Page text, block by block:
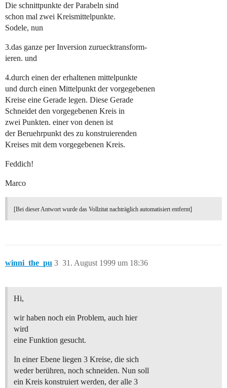
Die schnittpunkte der Parabeln sind
schon mal zwei Kreismittelpunkte.
Sodele, nun
3.das ganze per Inversion zuruecktransform-
ieren. und
4.durch einen der erhaltenen mittelpunkte
und durch einen Mittelpunkt der vorgegebenen
Kreise eine Gerade legen. Diese Gerade
Schneidet den vorgegebenen Kreis in
zwei Punkten. einer von denen ist
der Beruehrpunkt des zu konstruierenden
Kreises mit dem vorgegebenen Kreis.
Feddich!
Marco
[Bei dieser Antwort wurde das Vollzitat nachträglich automatisiert entfernt]
winni_the_pu 31. August 1999 um 18:36
3
Hi,
wir haben noch ein Problem, auch hier
wird
eine Funktion gesucht.
In einer Ebene liegen 3 Kreise, die sich
weder berühren, noch schneiden. Nun soll
ein Kreis konstruiert werden, der alle 3